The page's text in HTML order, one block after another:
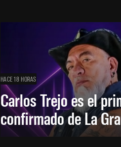
HACE 18 HORAS
Carlos Trejo es el
confirmado de La